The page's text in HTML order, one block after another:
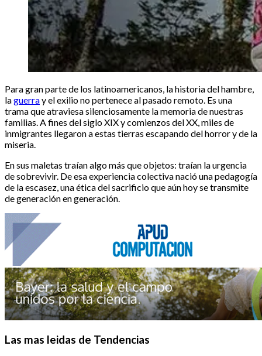
Para gran parte de los latinoamericanos, la historia del hambre,
laguerray el exilio no pertenece al pasado remoto. Es una
trama que atraviesa silenciosamente la memoria de nuestras
familias. A fines del siglo XIX y comienzos del XX, miles de
inmigrantes llegaron a estas tierras escapando del horror y de la
miseria.
En sus maletas traían algo más que objetos: traían la urgencia
de sobrevivir. De esa experiencia colectiva nació una pedagogía
de la escasez, una ética del sacrificio que aún hoy se transmite
de generación en generación.
Las mas leidas de Tendencias